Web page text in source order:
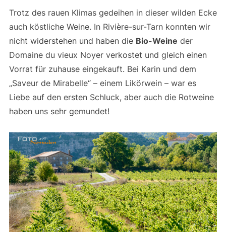
Trotz des rauen Klimas gedeihen in dieser wilden Ecke
auch köstliche Weine. In Rivière-sur-Tarn konnten wir
nicht widerstehen und haben die Bio-Weine der
Domaine du vieux Noyer verkostet und gleich einen
Vorrat für zuhause eingekauft. Bei Karin und dem
„Saveur de Mirabelle“ – einem Likörwein – war es
Liebe auf den ersten Schluck, aber auch die Rotweine
haben uns sehr gemundet!